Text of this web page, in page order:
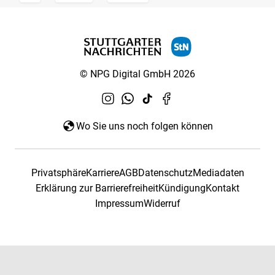
© NPG Digital GmbH 2026
Wo Sie uns noch folgen können
PrivatsphäreKarriereAGBDatenschutzMediadaten
Erklärung zur BarrierefreiheitKündigungKontakt
ImpressumWiderruf